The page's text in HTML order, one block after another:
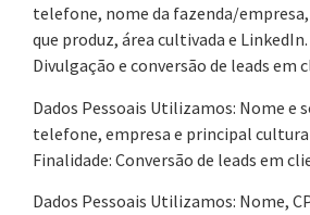
telefone, nome da fazenda/
que produz, área cultivada e
Divulgação e conversão de leads em
Dados Pessoais Utilizamos: Nome e
telefone, empresa e principal cultura
Finalidade: Conversão de leads em
Dados Pessoais Utilizamos: Nome,